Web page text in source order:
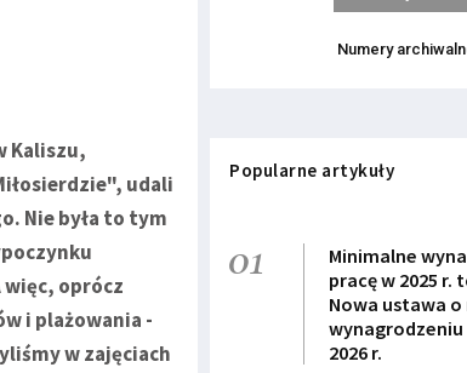
Kaliszu,
udali
Nie była to tym
oprócz
i plażowania -
w zajęciach
Numery
Popularne artykuły
01
Minimalne
pracę w 2025 r.
Nowa ustawa
wynagrodzeniu
2026 r.